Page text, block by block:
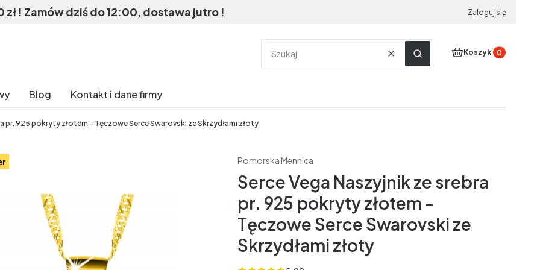
! Zamów dziś do 12:00, dostawa jutro ! Zaloguj się
WyczyśćSzukaj
Produkty w
Koszyk
Blog Kontakt i dane firmy
pr. 925 pokryty złotem - Tęczowe Serce Swarovski ze Skrzydłami złoty
Pomorska Mennica
Serce Vega Naszyjnik ze srebra
pr. 925 pokryty złotem -
Tęczowe Serce Swarovski ze
Skrzydłami złoty